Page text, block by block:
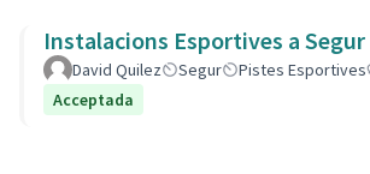
Instalacions Esportives a
David Quilez Segur Pistes Esportives
Acceptada